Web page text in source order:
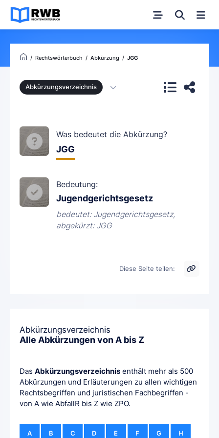
Rechtswörterbuch Abkürzung JGG
Abkürzungsverzeichnis
Was bedeutet die Abkürzung?
JGG
Bedeutung:
Jugendgerichtsgesetz
bedeutet: Jugendgerichtsgesetz,
abgekürzt: JGG
Diese Seite teilen:
Abkürzungsverzeichnis
Alle Abkürzungen von A bis Z
Das Abkürzungsverzeichnis enthält mehr als 500
Abkürzungen und Erläuterungen zu allen wichtigen
Rechtsbegriffen und juristischen Fachbegriffen -
von A wie AbfallR bis Z wie ZPO.
A B C D E F G H